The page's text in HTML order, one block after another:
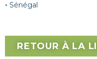
◦ Sénégal
RETOUR À LA